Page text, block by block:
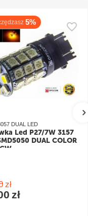
5%
DUAL LED
Led P27/7W 3157
DUAL COLOR
zł
zł